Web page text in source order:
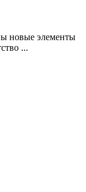
новые элементы
...